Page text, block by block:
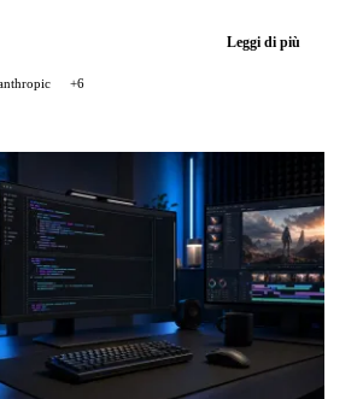
dal UK AI Security Institute, e
agente nella versione 1.14.
Leggi di più
+6